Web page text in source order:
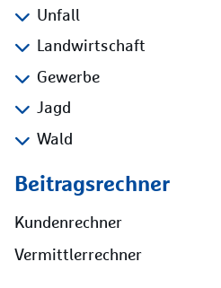
Unfall
Landwirtschaft
Gewerbe
Jagd
Wald
Beitragsrechner
Kundenrechner
Vermittlerrechner